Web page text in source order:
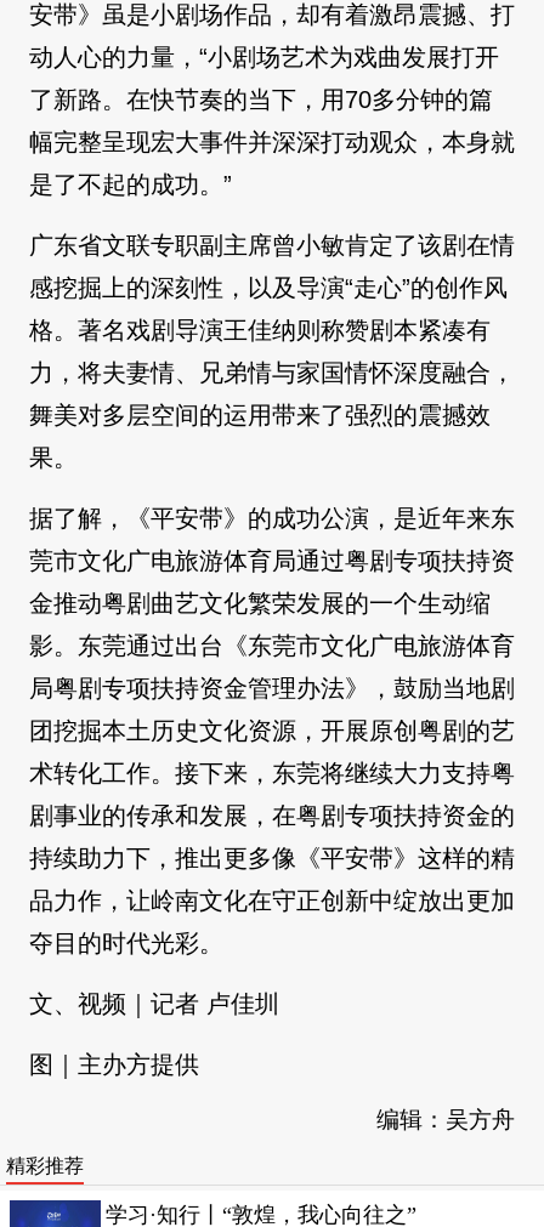
安带》虽是小剧场作品，却有着激昂震撼、打
动人心的力量，“小剧场艺术为戏曲发展打开
了新路。在快节奏的当下，用70多分钟的篇
幅完整呈现宏大事件并深深打动观众，本身就
是了不起的成功。”
广东省文联专职副主席曾小敏肯定了该剧在情
感挖掘上的深刻性，以及导演“走心”的创作风
格。著名戏剧导演王佳纳则称赞剧本紧凑有
力，将夫妻情、兄弟情与家国情怀深度融合，
舞美对多层空间的运用带来了强烈的震撼效
果。
据了解，《平安带》的成功公演，是近年来东
莞市文化广电旅游体育局通过粤剧专项扶持资
金推动粤剧曲艺文化繁荣发展的一个生动缩
影。东莞通过出台《东莞市文化广电旅游体育
局粤剧专项扶持资金管理办法》，鼓励当地剧
团挖掘本土历史文化资源，开展原创粤剧的艺
术转化工作。接下来，东莞将继续大力支持粤
剧事业的传承和发展，在粤剧专项扶持资金的
持续助力下，推出更多像《平安带》这样的精
品力作，让岭南文化在守正创新中绽放出更加
夺目的时代光彩。
文、视频｜记者 卢佳圳
图｜主办方提供
编辑：吴方舟
精彩推荐